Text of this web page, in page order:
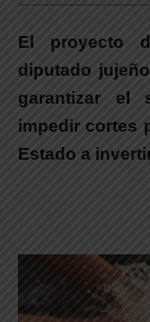
El proyecto
diputado
garantizar el
impedir cortes
Estado a